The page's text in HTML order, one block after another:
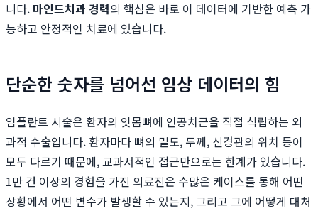
니다. 마인드치과 경력의 핵심은 바로 이 데이터에 기반한 예측 가
능하고 안정적인 치료에 있습니다.
단순한 숫자를 넘어선 임상 데이터의 힘
임플란트 시술은 환자의 잇몸뼈에 인공치근을 직접 식립하는 외
과적 수술입니다. 환자마다 뼈의 밀도, 두께, 신경관의 위치 등이
모두 다르기 때문에, 교과서적인 접근만으로는 한계가 있습니다.
1만 건 이상의 경험을 가진 의료진은 수많은 케이스를 통해 어떤
상황에서 어떤 변수가 발생할 수 있는지, 그리고 그에 어떻게 대처